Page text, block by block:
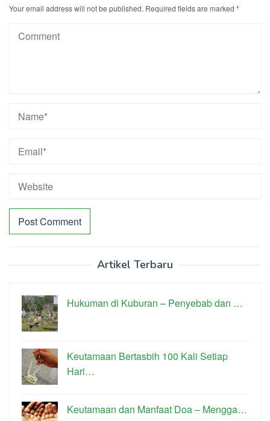
Your email address will not be published. Required fields are marked *
Artikel Terbaru
Hukuman di Kuburan – Penyebab dan …
Keutamaan Bertasbih 100 Kali Setiap
Hari…
Keutamaan dan Manfaat Doa – Mengga…